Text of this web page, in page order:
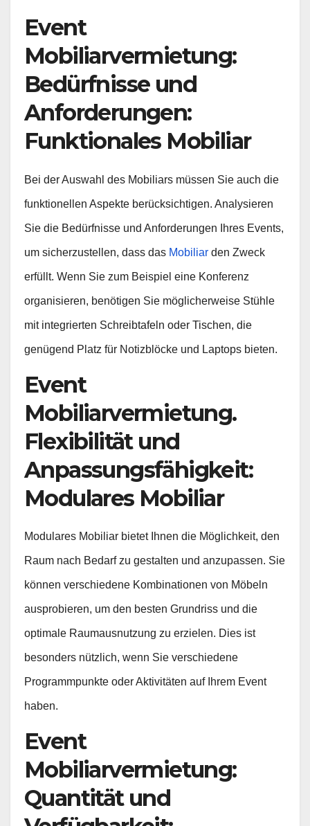
Event
Mobiliarvermietung:
Bedürfnisse und
Anforderungen:
Funktionales Mobiliar
Bei der Auswahl des Mobiliars müssen Sie auch die
funktionellen Aspekte berücksichtigen. Analysieren
Sie die Bedürfnisse und Anforderungen Ihres Events,
um sicherzustellen, dass das Mobiliar den Zweck
erfüllt. Wenn Sie zum Beispiel eine Konferenz
organisieren, benötigen Sie möglicherweise Stühle
mit integrierten Schreibtafeln oder Tischen, die
genügend Platz für Notizblöcke und Laptops bieten.
Event
Mobiliarvermietung.
Flexibilität und
Anpassungsfähigkeit:
Modulares Mobiliar
Modulares Mobiliar bietet Ihnen die Möglichkeit, den
Raum nach Bedarf zu gestalten und anzupassen. Sie
können verschiedene Kombinationen von Möbeln
ausprobieren, um den besten Grundriss und die
optimale Raumausnutzung zu erzielen. Dies ist
besonders nützlich, wenn Sie verschiedene
Programmpunkte oder Aktivitäten auf Ihrem Event
haben.
Event
Mobiliarvermietung:
Quantität und